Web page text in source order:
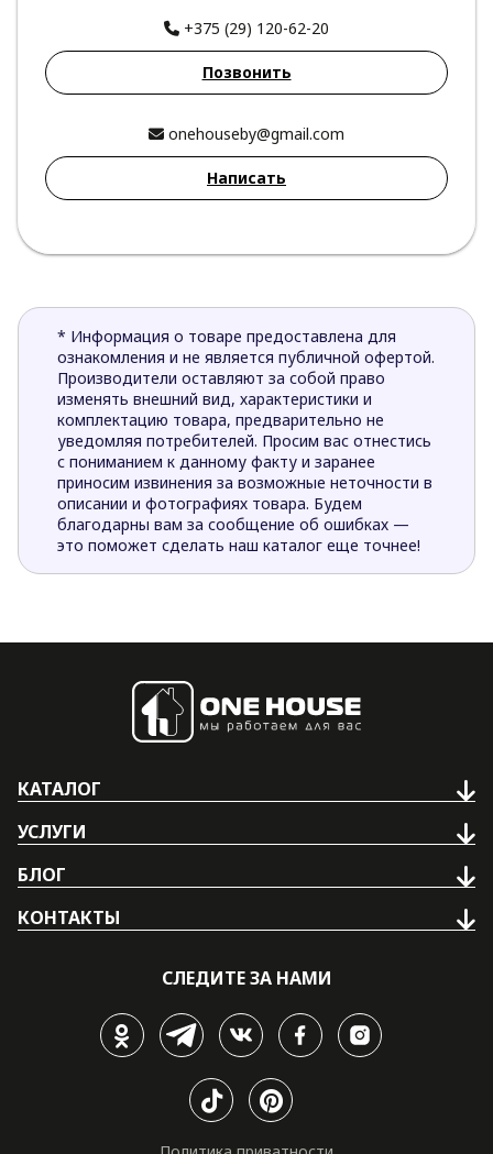
+375 (29) 120-62-20
Позвонить
onehouseby@gmail.com
Написать
* Информация о товаре предоставлена для
ознакомления и не является публичной офертой.
Производители оставляют за собой право
изменять внешний вид, характеристики и
комплектацию товара, предварительно не
уведомляя потребителей. Просим вас отнестись
с пониманием к данному факту и заранее
приносим извинения за возможные неточности в
описании и фотографиях товара. Будем
благодарны вам за сообщение об ошибках —
это поможет сделать наш каталог еще точнее!
КАТАЛОГ
УСЛУГИ
БЛОГ
КОНТАКТЫ
СЛЕДИТЕ ЗА НАМИ